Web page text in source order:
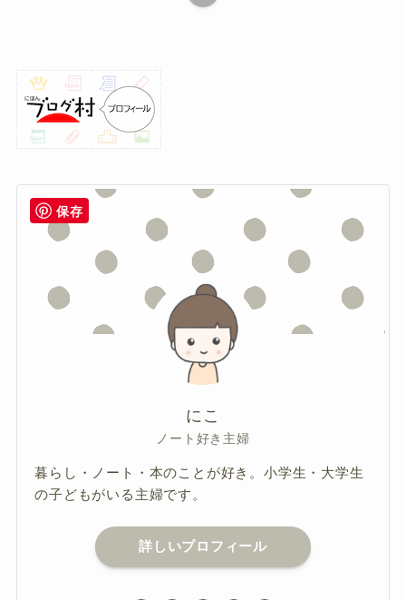
にこ
ノート好き主婦
暮らし・ノート・本のことが好き。小学生・大学生
の子どもがいる主婦です。
詳しいプロフィール
保存